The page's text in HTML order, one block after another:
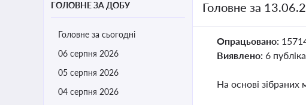
ГОЛОВНЕ ЗА ДОБУ
Головне за сьогодні
06 серпня 2026
05 серпня 2026
04 серпня 2026
Головне за
Опрацьовано:
Виявлено: 6
На основі зібраних